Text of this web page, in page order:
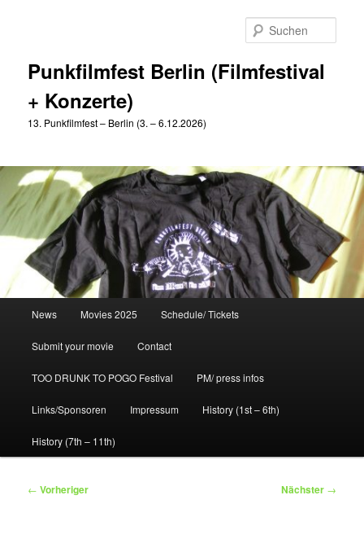
Punkfilmfest Berlin (Filmfestival
+ Konzerte)
13. Punkfilmfest – Berlin (3. – 6.12.2026)
News Movies 2025 Schedule/ Tickets
Submit your movie Contact
TOO DRUNK TO POGO Festival PM/ press infos
Links/Sponsoren Impressum History (1st – 6th)
History (7th – 11th)
Beitragsnavigation
← Vorheriger Nächster →